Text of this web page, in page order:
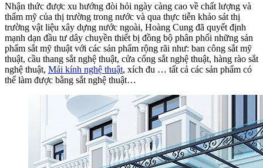
Nhận thức được xu hướng đòi hỏi ngày càng cao về chất lượng và
thẩm mỹ của thị trường trong nước và qua thực tiễn khảo sát thị
trường vật liệu xây dựng nước ngoài, Hoàng Cung đã quyết định
mạnh dạn đầu tư dây chuyền thiết bị đồng bộ phân phối những sản
phẩm sắt mỹ thuật với các sản phẩm rộng rãi như: ban công sắt mỹ
thuật, cầu thang sắt nghệ thuật, cửa cổng sắt nghệ thuật, hàng rào sắt
nghệ thuật, Mái kính nghệ thuật, xích đu … tất cả các sản phẩm có
thể làm được bằng sắt nghệ thuật…